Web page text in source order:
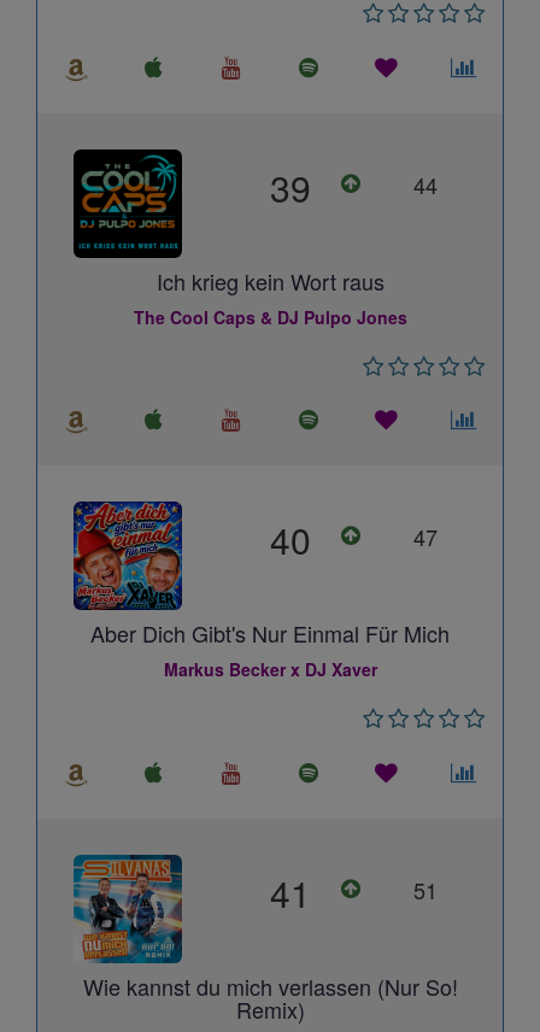
39 44
Ich krieg kein Wort raus
The Cool Caps & DJ Pulpo Jones
40 47
Aber Dich Gibt's Nur Einmal Für Mich
Markus Becker x DJ Xaver
41 51
Wie kannst du mich verlassen (Nur So!
Remix)